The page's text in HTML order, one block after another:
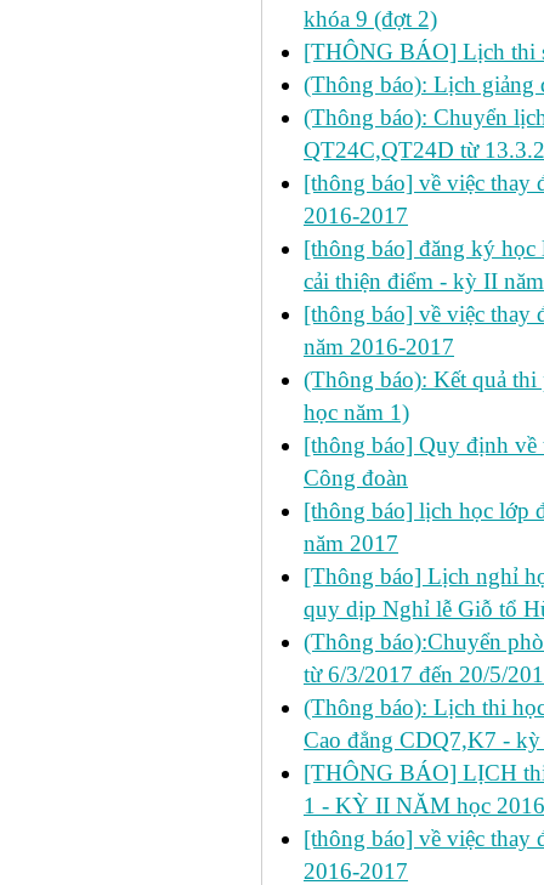
khóa 9 (đợt 2)
[THÔNG BÁO] Lịch thi
(Thông báo): Lịch giảng
(Thông báo): Chuyển
QT24C,QT24D từ
[thông báo] về việc thay
2016-2017
[thông báo] đăng ký
cải thiện điểm - kỳ II
[thông báo] về việc thay
năm 2016-2017
(Thông báo): Kết quả
học năm 1)
[thông báo] Quy định về
Công đoàn
[thông báo] lịch học lớp
năm 2017
[Thông báo] Lịch nghỉ
quy dịp Nghỉ lễ Giỗ tổ
(Thông báo):Chuyển
từ 6/3/2017 đến 20/5/
(Thông báo): Lịch thi
Cao đẳng CDQ7,K7 -
[THÔNG BÁO] LỊCH
1 - KỲ II NĂM học
[thông báo] về việc thay
2016-2017